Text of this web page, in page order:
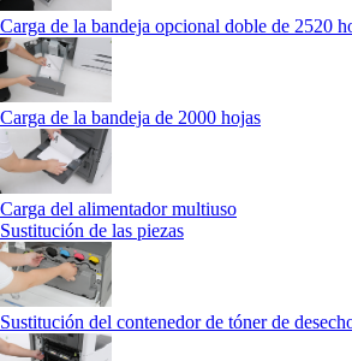
Carga de la bandeja opcional doble de 2520
Carga de la bandeja de 2000 hojas
Carga del alimentador multiuso
Sustitución de las piezas
Sustitución del contenedor de tóner de